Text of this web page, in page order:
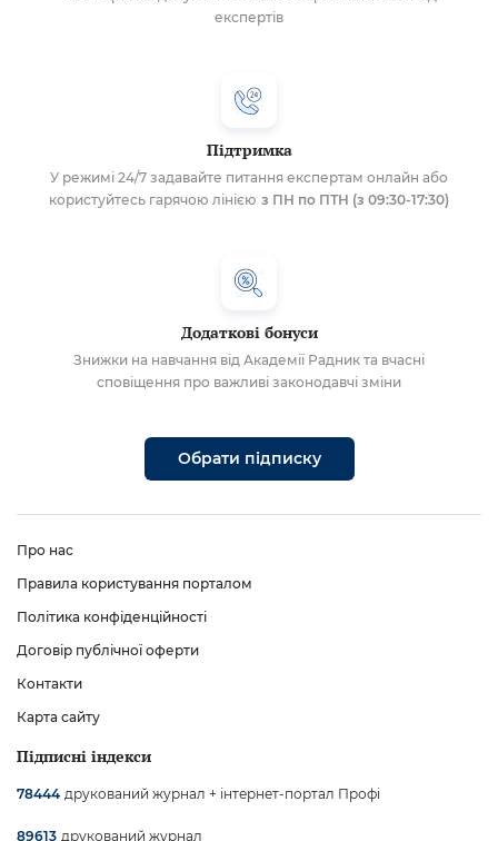
експертів
Підтримка
У режимі 24/7 задавайте питання експертам онлайн або
користуйтесь гарячою лінією з ПН по ПТН (з 09:30-17:30)
Додаткові бонуси
Знижки на навчання від Академії Радник та вчасні
сповіщення про важливі законодавчі зміни
Обрати підписку
Про нас
Правила користування порталом
Політика конфіденційності
Договір публічної оферти
Контакти
Карта сайту
Підписні індекси
78444 друкований журнал + інтернет-портал Профі
89613 друкований журнал